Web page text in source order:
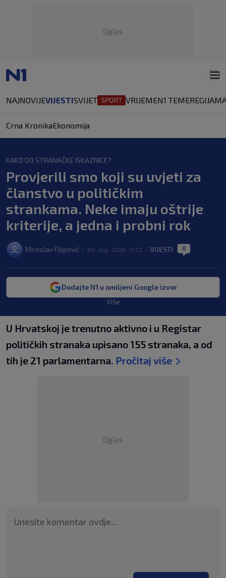
Oglas
NAJNOVIJEVIJESTISVIJET VRIJEMEN1 TEMEREGIJA
Crna KronikaEkonomija
KAKO DO STRANAČKE ISKAZNICE?
Provjerili smo koji su uvjeti za
članstvo u političkim
strankama. Neke imaju oštrije
kriterije, a jedna i probni rok
Miroslav Filipović 04. srp. 2026. 11:22 VIJESTI 0
Dodajte N1 u omiljeni Google izvor
Više
U Hrvatskoj je trenutno aktivno i u Registar
političkih stranaka upisano 155 stranaka, a od
tih je 21 parlamentarna. Pročitaj više
Oglas